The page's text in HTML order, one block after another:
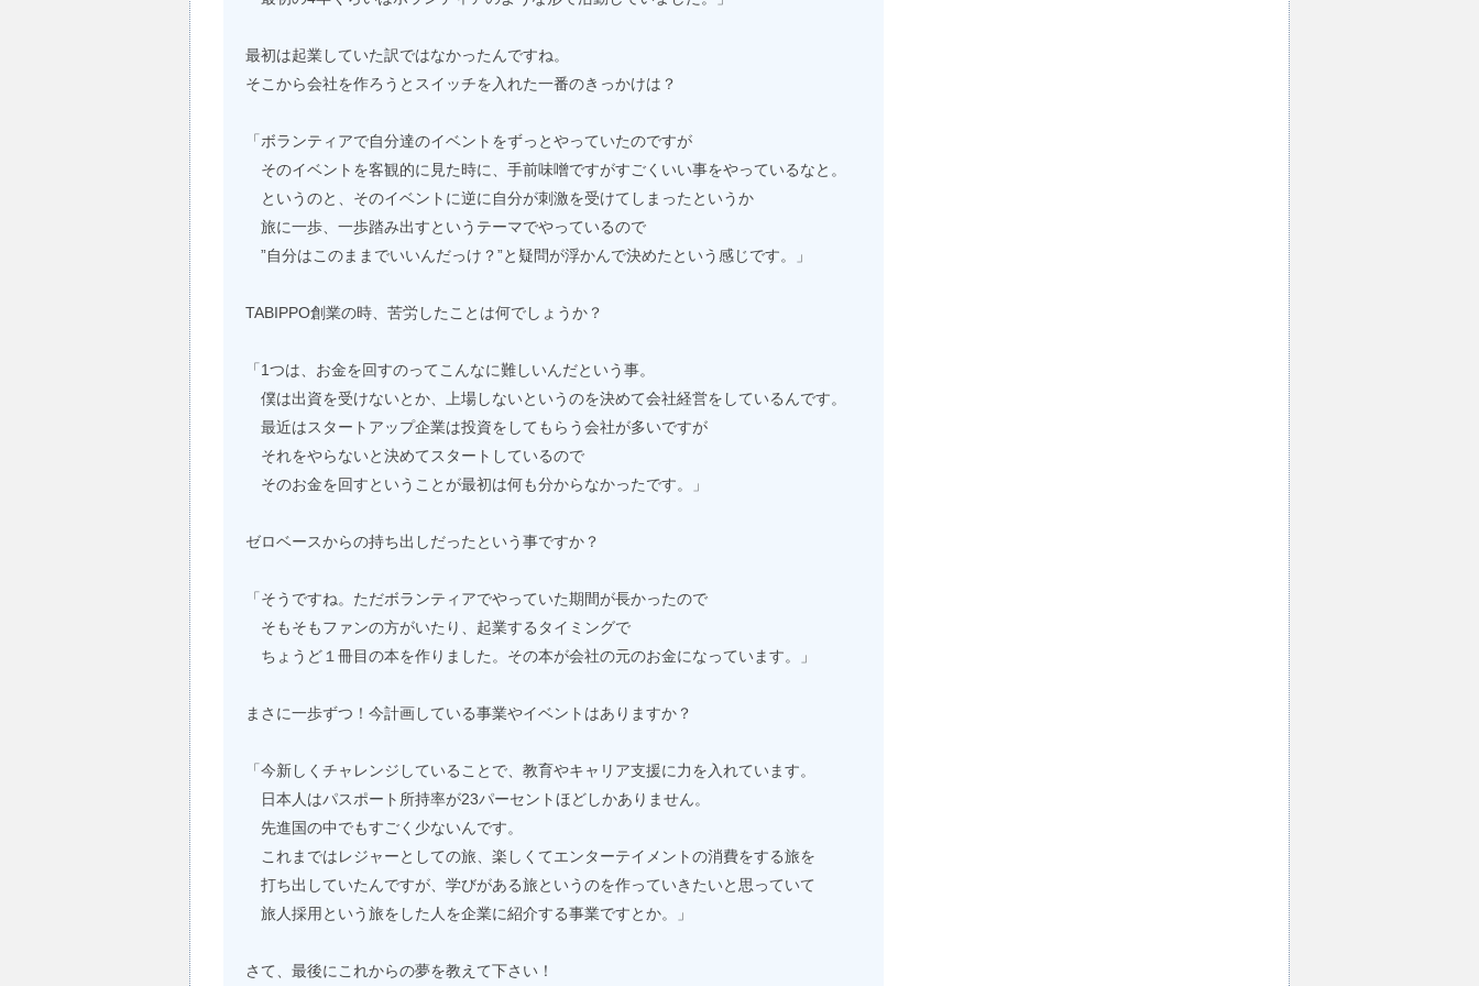
最初は起業していた訳ではなかったんですね。
そこから会社を作ろうとスイッチを入れた一番のきっかけは？
「ボランティアで自分達のイベントをずっとやっていたのですが
そのイベントを客観的に見た時に、手前味噌ですがすごくいい事をやっているなと。
というのと、そのイベントに逆に自分が刺激を受けてしまったというか
旅に一歩、一歩踏み出すというテーマでやっているので
”自分はこのままでいいんだっけ？”と疑問が浮かんで決めたという感じです。」
TABIPPO創業の時、苦労したことは何でしょうか？
「1つは、お金を回すのってこんなに難しいんだという事。
僕は出資を受けないとか、上場しないというのを決めて会社経営をしているんです。
最近はスタートアップ企業は投資をしてもらう会社が多いですが
それをやらないと決めてスタートしているので
そのお金を回すということが最初は何も分からなかったです。」
ゼロベースからの持ち出しだったという事ですか？
「そうですね。ただボランティアでやっていた期間が長かったので
そもそもファンの方がいたり、起業するタイミングで
ちょうど１冊目の本を作りました。その本が会社の元のお金になっています。」
まさに一歩ずつ！今計画している事業やイベントはありますか？
「今新しくチャレンジしていることで、教育やキャリア支援に力を入れています。
日本人はパスポート所持率が23パーセントほどしかありません。
先進国の中でもすごく少ないんです。
これまではレジャーとしての旅、楽しくてエンターテイメントの消費をする旅を
打ち出していたんですが、学びがある旅というのを作っていきたいと思っていて
旅人採用という旅をした人を企業に紹介する事業ですとか。」
さて、最後にこれからの夢を教えて下さい！